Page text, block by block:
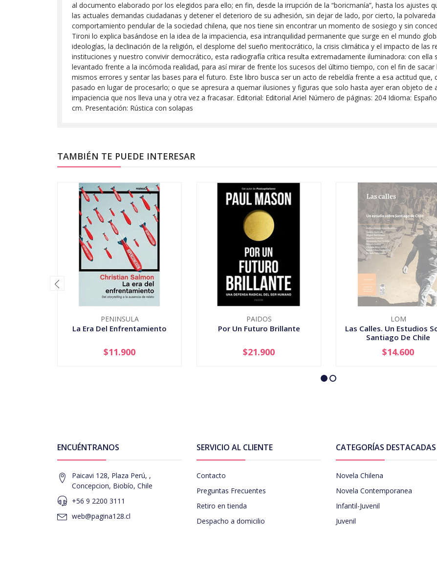
al documento elaborado por los elegidos para ello; en fin, desde la irrupción de la “boricmanía”, hasta los ajustes
las actuales demandas ciudadanas y detener el deterioro de su adhesión, sin dejar de lado, por cierto, la
comportamiento pendular de la sociedad chilena, que nos tiene sin encontrar un momento de sosiego y sin
Tironi lo explica basándose en la idea de la impaciencia, esa intranquilidad permanente que surge en el mundo
ideologías, la declinación de la religión, el desplome del sueño meritocrático, la crisis climática y el impacto de las
instituciones y nuestro convivir democrático, esta radiografía crítica resulta extremadamente iluminadora: con ella
levantado frente a la incómoda realidad, para así mirar de frente los sucesos del último tiempo, con el fin de
mismos errores y sentar las bases para el futuro. Este libro busca ser un acto de rebeldía frente a esa actitud
pasado en lugar de procesarlo; o que se apresura a quemar ilusiones y figuras que solo hasta ayer eran objeto de
impaciencia que nos lleva una y otra vez a fracasar. Editorial: Editorial Ariel Número de páginas: 204 Idioma:
cm. Presentación: Rústica con solapas
TAMBIÉN TE PUEDE INTERESAR
PENINSULA
La Era Del Enfrentamiento
+
$11.900
PAIDOS
Por Un Futuro Brillante
+
$21.900
LOM
Las Calles. Un Estudios
Santiago De Chile
AGOTADO
$14.600
ENCUÉNTRANOS
Paicavi 128, Plaza Perú, ,
Concepcion, Biobío, Chile
+56 9 2200 3111
web@pagina128.cl
SERVICIO AL CLIENTE
Contacto
Preguntas Frecuentes
Retiro en tienda
Despacho a domicilio
CATEGORÍAS DESTACADAS
Novela Chilena
Novela Contemporanea
Infantil-Juvenil
Juvenil